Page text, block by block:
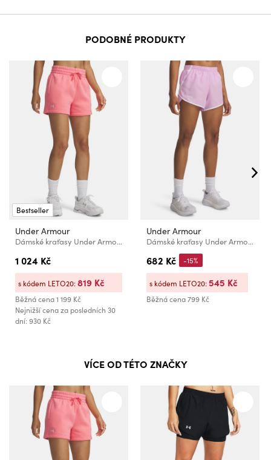
PODOBNÉ PRODUKTY
Bestseller
Under Armour
Dámské kraťasy Under Armour Rival Fleece Short-PNK
1 024 Kč
Běžná cena1 199 Kč
Nejnižší cena za posledních 30
dní: 930 Kč
s kódem LETO20:819 Kč
Under Armour
Dámské kraťasy Under Armour UA Fly By 3'' Shorts
682 Kč
Běžná cena799 Kč
-15%
s kódem LETO20:545 Kč
VÍCE OD TÉTO ZNAČKY